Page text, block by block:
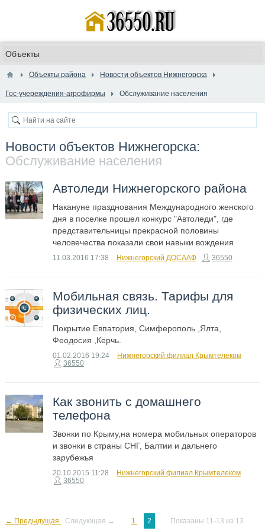
Объекты района Новости объектов Нижнегорска
Гос-учереждения-агрофирмы Обслуживание населения
Новости объектов Нижнегорска:
Обслуживание населения
Автоледи Нижнегорского района
Накануне празднования Международного женского
дня в поселке прошел конкурс "Автоледи", где
представительницы прекрасной половины
человечества показали свои навыки вождения
11.03.2016 17:38 Нижнегорский ДОСААФ 36550
Мобильная связь. Тарифы для
физических лиц.
Покрытие Евпатория, Симферополь ,Ялта,
Феодосия ,Керчь.
01.02.2016 19:24
Нижнегорский филиал Крымтелеком
36550
Как звонить с домашнего
телефона
Звонки по Крыму,на номера мобильных операторов
и звонки в страны СНГ, Балтии и дальнего
зарубежья
20.10.2015 11:28
Нижнегорский филиал Крымтелеком
36550
← Предыдущая Следующая → 1 2 Показаны 11-13 из 13